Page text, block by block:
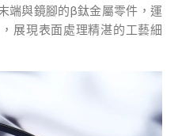
端與鏡腳的β鈦金屬零件，運
，展現表面處理精湛的工藝細